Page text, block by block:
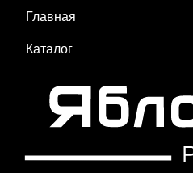
Главная
Каталог